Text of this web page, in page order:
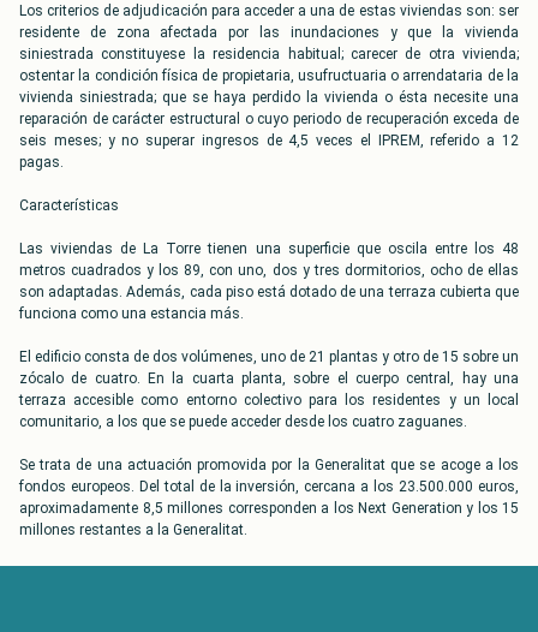
Los criterios de adjudicación para acceder a una de estas viviendas son: ser
residente de zona afectada por las inundaciones y que la vivienda
siniestrada constituyese la residencia habitual; carecer de otra vivienda;
ostentar la condición física de propietaria, usufructuaria o arrendataria de la
vivienda siniestrada; que se haya perdido la vivienda o ésta necesite una
reparación de carácter estructural o cuyo periodo de recuperación exceda de
seis meses; y no superar ingresos de 4,5 veces el IPREM, referido a 12
pagas.
Características
Las viviendas de La Torre tienen una superficie que oscila entre los 48
metros cuadrados y los 89, con uno, dos y tres dormitorios, ocho de ellas
son adaptadas. Además, cada piso está dotado de una terraza cubierta que
funciona como una estancia más.
El edificio consta de dos volúmenes, uno de 21 plantas y otro de 15 sobre un
zócalo de cuatro. En la cuarta planta, sobre el cuerpo central, hay una
terraza accesible como entorno colectivo para los residentes y un local
comunitario, a los que se puede acceder desde los cuatro zaguanes.
Se trata de una actuación promovida por la Generalitat que se acoge a los
fondos europeos. Del total de la inversión, cercana a los 23.500.000 euros,
aproximadamente 8,5 millones corresponden a los Next Generation y los 15
millones restantes a la Generalitat.